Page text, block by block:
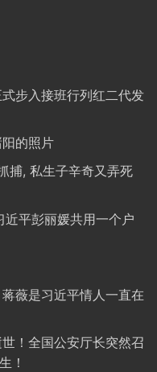
步入接班行列红二代发
的照片
捕, 私生子辛奇又弄死
平彭丽媛共用一个户
薇是习近平情人一直在
！全国公安厅长突然召
！